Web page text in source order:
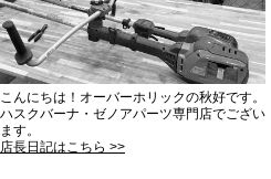
こんにちは！オーバーホリックの秋好です。
ハスクバーナ・ゼノアパーツ専門店でござい
ます。
店長日記はこちら >>